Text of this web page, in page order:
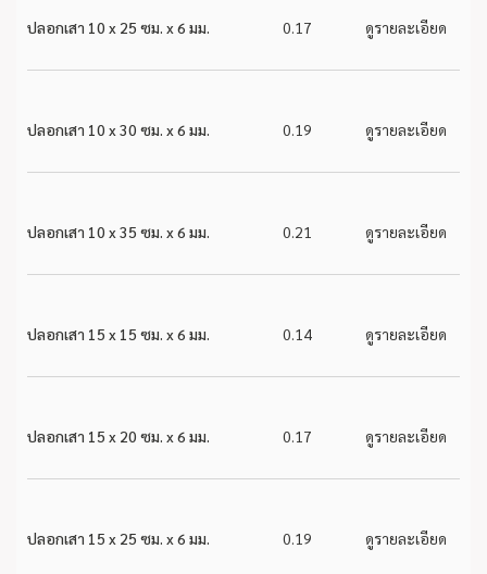
ปลอกเสา 10 x 25 ซม. x 6 มม. 0.17 ดูรายละเอียด
ปลอกเสา 10 x 30 ซม. x 6 มม. 0.19 ดูรายละเอียด
ปลอกเสา 10 x 35 ซม. x 6 มม. 0.21 ดูรายละเอียด
ปลอกเสา 15 x 15 ซม. x 6 มม. 0.14 ดูรายละเอียด
ปลอกเสา 15 x 20 ซม. x 6 มม. 0.17 ดูรายละเอียด
ปลอกเสา 15 x 25 ซม. x 6 มม. 0.19 ดูรายละเอียด